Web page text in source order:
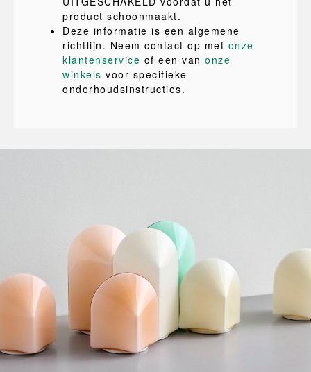
product schoonmaakt.
Deze informatie is een algemene
richtlijn. Neem contact op met onze
klantenservice of een van onze
winkels voor specifieke
onderhoudsinstructies.